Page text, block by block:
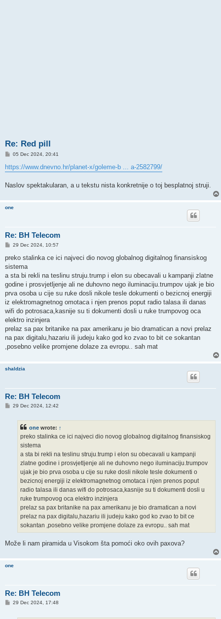
Re: Red pill
P
s
t
05 Dec 2024, 20:41
https://www.dnevno.hr/planet-x/goleme-b ... a-2582799/
Naslov spektakularan, a u tekstu nista konkretnije o toj besplatnoj struji.
one
Re: BH Telecom
P
s
29 Dec 2024, 10:57
preko stalinka ce ici najveci dio novog globalnog digitalnog finansiskog
sistema
a sta bi rekli na teslinu struju.trump i elon su obecavali u kampanji zlatne
godine i prosvjetljenje ali ne duhovno nego iluminaciju.trumpov ujak je bio
prva osoba u cije su ruke dosli nikole tesle dokumenti o bezicnoj energiji
iz elektromagnetnog omotaca i njen prenos poput radio talasa ili danas
wifi do potrosaca,kasnije su ti dokumenti dosli u ruke trumpovog oca
elektro inzinjera
prelaz sa pax britanike na pax amerikanu je bio dramatican a novi prelaz
na pax digitalu,hazariu ili judeju kako god ko zvao to bit ce sokantan
,posebno velike promjene dolaze za evropu.. sah mat
shaldzia
Re: BH Telecom
P29 Dec 2024, 12:42
one wrote: ↑
preko stalinka ce ici najveci dio novog globalnog digitalnog finansiskog
sistema
a sta bi rekli na teslinu struju.trump i elon su obecavali u kampanji
zlatne godine i prosvjetljenje ali ne duhovno nego iluminaciju.trumpov
ujak je bio prva osoba u cije su ruke dosli nikole tesle dokumenti o
bezicnoj energiji iz elektromagnetnog omotaca i njen prenos poput
radio talasa ili danas wifi do potrosaca,kasnije su ti dokumenti dosli u
ruke trumpovog oca elektro inzinjera
prelaz sa pax britanike na pax amerikanu je bio dramatican a novi
prelaz na pax digitalu,hazariu ili judeju kako god ko zvao to bit ce
sokantan ,posebno velike promjene dolaze za evropu.. sah mat
Može li nam piramida u Visokom šta pomoći oko ovih paxova?
one
Re: BH Telecom
P29 Dec 2024, 17:48